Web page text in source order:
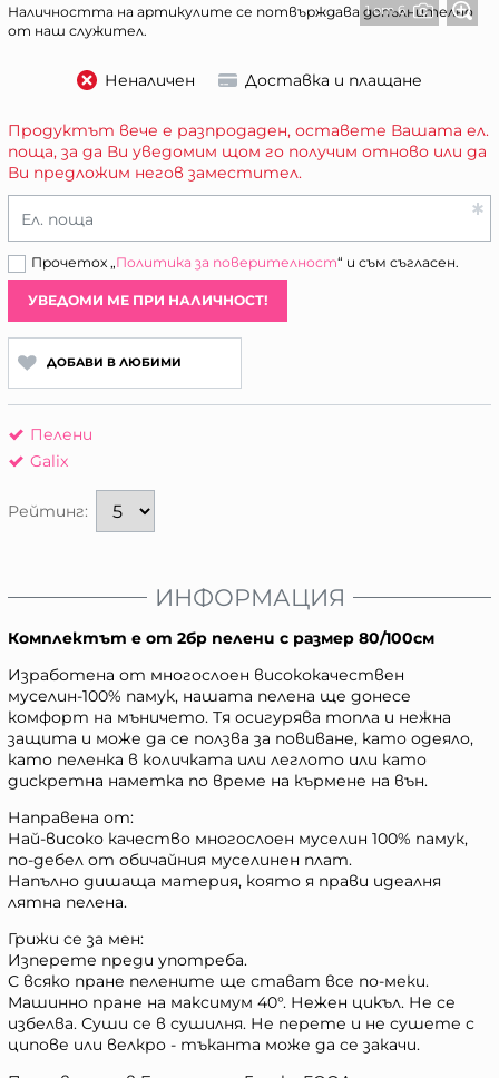
1 от 6
Наличността на артикулите се потвърждава допълнително
от наш служител.
Неналичен Доставка и плащане
Продуктът вече е разпродаден, оставете Вашата ел.
поща, за да Ви уведомим щом го получим отново или да
Ви предложим негов заместител.
Ел. поща
Прочетох „Политика за поверителност“ и съм съгласен.
УВЕДОМИ МЕ ПРИ НАЛИЧНОСТ!
ДОБАВИ В ЛЮБИМИ
Пелени
Galix
Рейтинг:
ИНФОРМАЦИЯ
Комплектът е от 2бр пелени с размер 80/100см
Изработена от многослоен висококачествен
муселин-100% памук, нашата пелена ще донесе
комфорт на мъничето. Тя осигурява топла и нежна
защита и може да се ползва за повиване, като одеяло,
като пеленка в количката или леглото или като
дискретна наметка по време на кърмене на вън.
Направена от:
Най-високо качество многослоен муселин 100% памук,
по-дебел от обичайния муселинен плат.
Напълно дишаща материя, която я прави идеалня
лятна пелена.
Грижи се за мен:
Изперете преди употреба.
С всяко пране пелените ще стават все по-меки.
Машинно пране на максимум 40°. Нежен цикъл. Не се
избелва. Суши се в сушилня. Не перете и не сушете с
ципове или велкро - тъканта може да се закачи.